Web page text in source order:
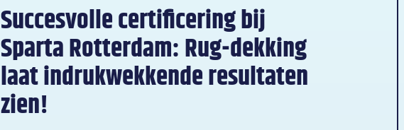
Succesvolle certificering bij
Sparta Rotterdam: Rug-dekking
laat indrukwekkende resultaten
zien!